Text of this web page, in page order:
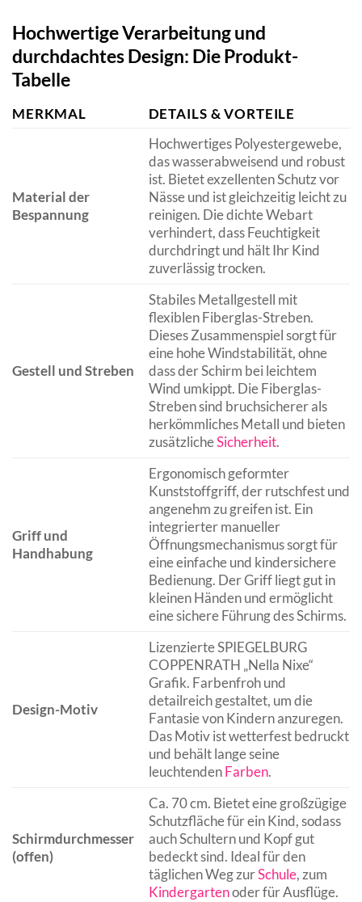
Hochwertige Verarbeitung und
durchdachtes Design: Die Produkt-
Tabelle
MERKMAL DETAILS & VORTEILE
Material der
Bespannung
Hochwertiges Polyestergewebe,
das wasserabweisend und robust
ist. Bietet exzellenten Schutz vor
Nässe und ist gleichzeitig leicht zu
reinigen. Die dichte Webart
verhindert, dass Feuchtigkeit
durchdringt und hält Ihr Kind
zuverlässig trocken.
Gestell und Streben
Stabiles Metallgestell mit
flexiblen Fiberglas-Streben.
Dieses Zusammenspiel sorgt für
eine hohe Windstabilität, ohne
dass der Schirm bei leichtem
Wind umkippt. Die Fiberglas-
Streben sind bruchsicherer als
herkömmliches Metall und bieten
zusätzlicheSicherheit.
Griff und
Handhabung
Ergonomisch geformter
Kunststoffgriff, der rutschfest und
angenehm zu greifen ist. Ein
integrierter manueller
Öffnungsmechanismus sorgt für
eine einfache und kindersichere
Bedienung. Der Griff liegt gut in
kleinen Händen und ermöglicht
eine sichere Führung des Schirms.
Design-Motiv
Lizenzierte SPIEGELBURG
COPPENRATH „Nella Nixe“
Grafik. Farbenfroh und
detailreich gestaltet, um die
Fantasie von Kindern anzuregen.
Das Motiv ist wetterfest bedruckt
und behält lange seine
leuchtendenFarben.
Schirmdurchmesser
(offen)
Ca. 70 cm. Bietet eine großzügige
Schutzfläche für ein Kind, sodass
auch Schultern und Kopf gut
bedeckt sind. Ideal für den
täglichen Weg zurSchule, zum
Kindergartenoder für Ausflüge.